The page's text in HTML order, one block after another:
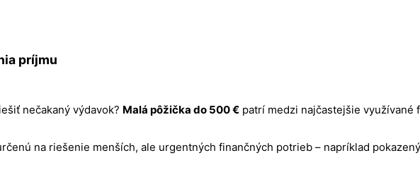
príjmu
nečakaný výdavok? Malá pôžička do 500 € patrí medzi najčastejšie
na riešenie menších, ale urgentných finančných potrieb – napríklad